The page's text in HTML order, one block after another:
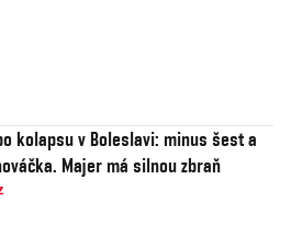
kolapsu v Boleslavi: minus šest a
Majer má silnou zbraň